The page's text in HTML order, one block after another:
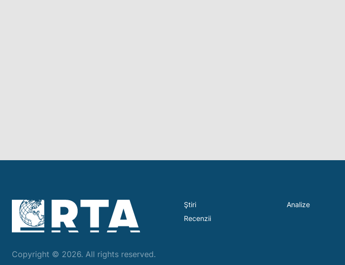
Copyright © 2026. All rights reserved.
Ştiri Analize
Recenzii